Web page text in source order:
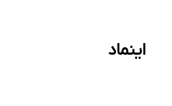
اینماد